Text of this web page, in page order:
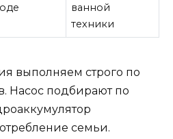
ванной
техники
выполняем строго по
Насос подбирают по
семьи.